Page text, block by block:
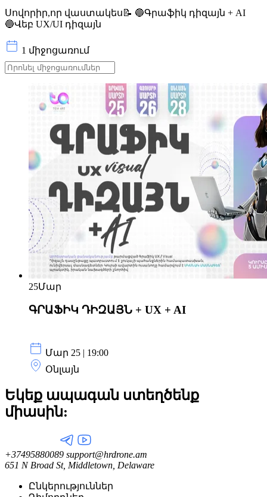
Սովորիր,որ վաստակես📝 🔵Գրաֆիկ դիզայն + AI
🔵Վեբ UX/UI դիզայն
1 միջոցառում
25Մար
ԳՐԱՖԻԿ ԴԻԶԱՅՆ + UX + AI
Մար 25 | 19:00
Օնլայն
Եկեք ապագան ստեղծենք
միասին:
+37495880089 support@hrdrone.am
651 N Broad St, Middletown, Delaware
Ընկերություններ